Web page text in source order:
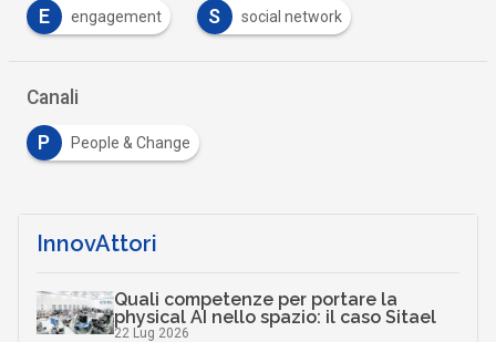
E engagement S social network
Canali
P People & Change
InnovAttori
Quali competenze per portare la
physical AI nello spazio: il caso Sitael
22 Lug 2026